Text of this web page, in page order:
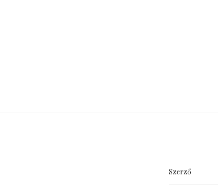
Szerző